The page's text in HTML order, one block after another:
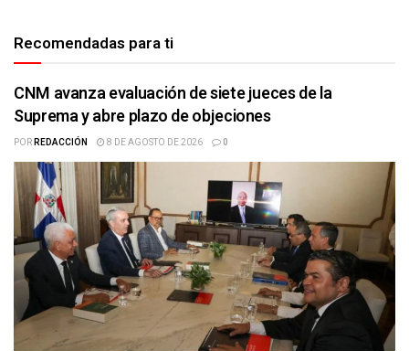
Recomendadas para ti
CNM avanza evaluación de siete jueces de la
Suprema y abre plazo de objeciones
PORREDACCIÓN 8 DE AGOSTO DE 2026 0